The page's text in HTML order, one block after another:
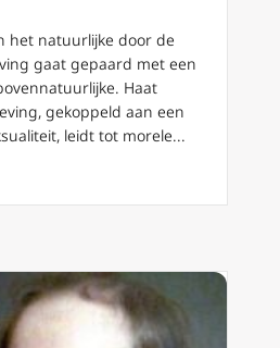
het natuurlijke door de
gaat gepaard met een
Haat
gekoppeld aan een
leidt tot morele...
Sociale Zelfmoord: Wanneer